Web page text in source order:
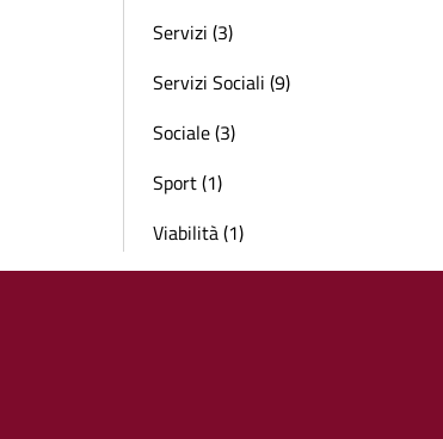
Servizi (3)
Servizi Sociali (9)
Sociale (3)
Sport (1)
Viabilità (1)